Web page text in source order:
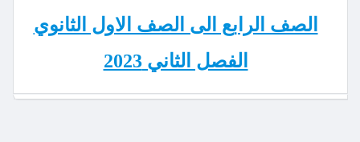
الصف الرابع الى الصف الاول الثانوي
الفصل الثاني 2023